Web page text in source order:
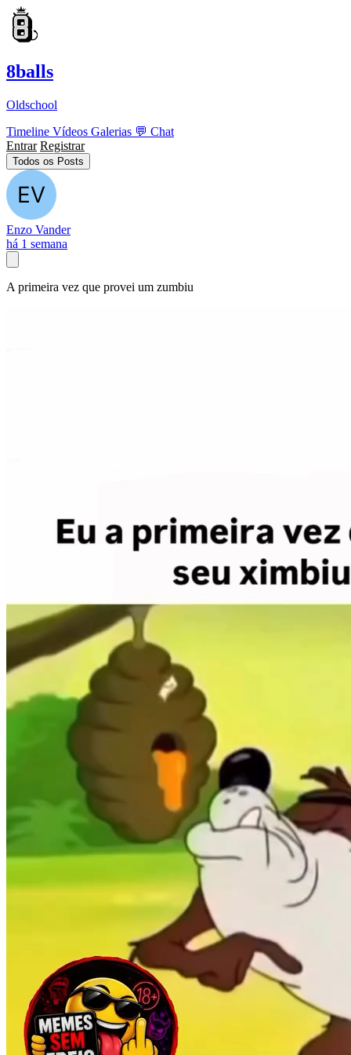
8balls
Oldschool
Timeline Vídeos Galerias 💬 Chat
Entrar Registrar
Todos os Posts
Enzo Vander
há 1 semana
A primeira vez que provei um zumbiu